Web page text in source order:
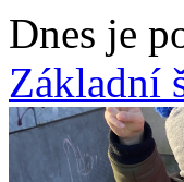
Dnes je
Základní